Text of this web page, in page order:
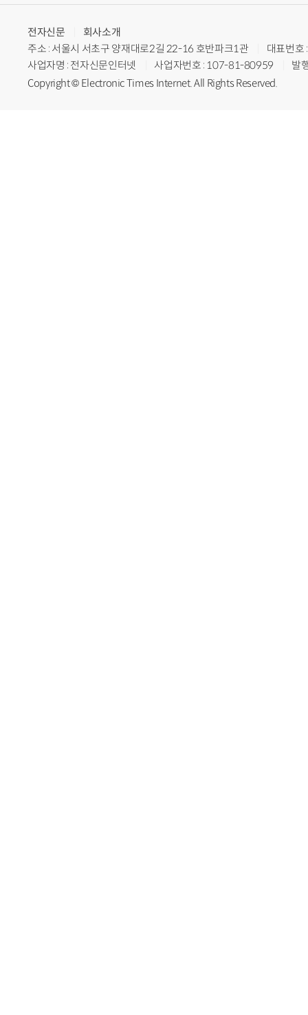
전자신문
회사소개
주소 : 서울시 서초구 양재대로2길 22-16 호반파크1관
대표번
사업자명 : 전자신문인터넷
사업자번호 : 107-81-80959
발
Copyright © Electronic Times Internet. All Rights Reserved.